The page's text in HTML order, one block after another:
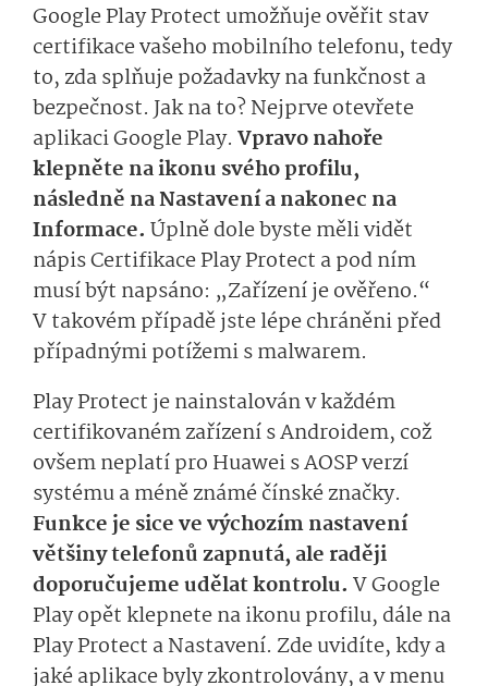
Google Play Protect umožňuje ověřit stav
certifikace vašeho mobilního telefonu, tedy
to, zda splňuje požadavky na funkčnost a
bezpečnost. Jak na to? Nejprve otevřete
aplikaci Google Play. Vpravo nahoře
klepněte na ikonu svého profilu,
následně na Nastavení a nakonec na
Informace. Úplně dole byste měli vidět
nápis Certifikace Play Protect a pod ním
musí být napsáno: „Zařízení je ověřeno.“
V takovém případě jste lépe chráněni před
případnými potížemi s malwarem.
Play Protect je nainstalován v každém
certifikovaném zařízení s Androidem, což
ovšem neplatí pro Huawei s AOSP verzí
systému a méně známé čínské značky.
Funkce je sice ve výchozím nastavení
většiny telefonů zapnutá, ale raději
doporučujeme udělat kontrolu. V Google
Play opět klepnete na ikonu profilu, dále na
Play Protect a Nastavení. Zde uvidíte, kdy a
jaké aplikace byly zkontrolovány, a v menu